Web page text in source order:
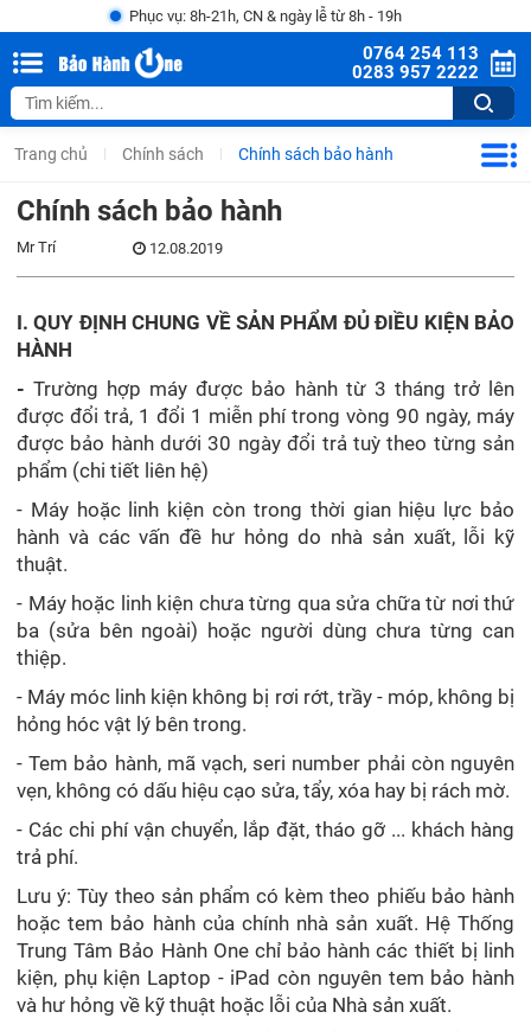
Phục vụ: 8h-21h, CN & ngày lễ từ 8h - 19h
0764 254 113
0283 957 2222
Trang chủ Chính sách Chính sách bảo hành
Chính sách bảo hành
Mr Trí 12.08.2019
I. QUY ĐỊNH CHUNG VỀ SẢN PHẨM ĐỦ ĐIỀU KIỆN BẢO
HÀNH
-Trường hợp máy được bảo hành từ 3 tháng trở lên
được đổi trả, 1 đổi 1 miễn phí trong vòng 90 ngày, máy
được bảo hành dưới 30 ngày đổi trả tuỳ theo từng sản
phẩm (chi tiết liên hệ)
- Máy hoặc linh kiện còn trong thời gian hiệu lực bảo
hành và các vấn đề hư hỏng do nhà sản xuất, lỗi kỹ
thuật.
- Máy hoặc linh kiện chưa từng qua sửa chữa từ nơi thứ
ba (sửa bên ngoài) hoặc người dùng chưa từng can
thiệp.
- Máy móc linh kiện không bị rơi rớt, trầy - móp, không bị
hỏng hóc vật lý bên trong.
- Tem bảo hành, mã vạch, seri number phải còn nguyên
vẹn, không có dấu hiệu cạo sửa, tẩy, xóa hay bị rách mờ.
- Các chi phí vận chuyển, lắp đặt, tháo gỡ ... khách hàng
trả phí.
Lưu ý: Tùy theo sản phẩm có kèm theo phiếu bảo hành
hoặc tem bảo hành của chính nhà sản xuất. Hệ Thống
Trung Tâm Bảo Hành One chỉ bảo hành các thiết bị linh
kiện, phụ kiện Laptop - iPad còn nguyên tem bảo hành
và hư hỏng về kỹ thuật hoặc lỗi của Nhà sản xuất.